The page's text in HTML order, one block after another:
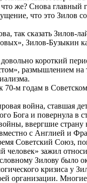
же? Снова главный
что это Зилов
так сказать
Зилов-Бузыкин
короткий
размышлением на
70-м годам в
война, ставшая
Бога и повернула в
ввергшие
с Англией и
Советский Союз,
человек» зажил
Зилову было
кризиса у
организации.